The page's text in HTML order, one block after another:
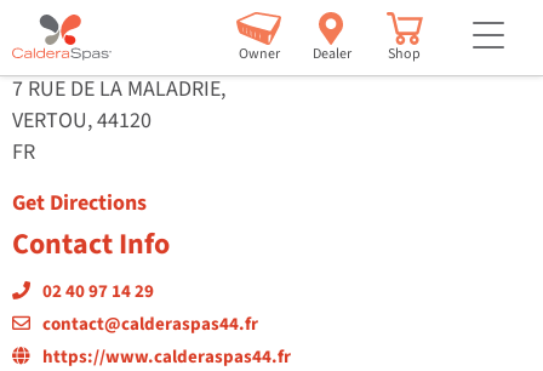
Owner Dealer Shop
CALDERA SPAS 44
7 RUE DE LA MALADRIE,
VERTOU, 44120
FR
Get Directions
Contact Info
02 40 97 14 29
contact@calderaspas44.fr
https://www.calderaspas44.fr